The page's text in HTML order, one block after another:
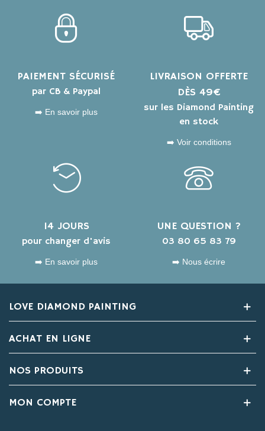
PAIEMENT SÉCURISÉ
par CB & Paypal
➡️ En savoir plus
LIVRAISON OFFERTE
DÈS 49€
sur les Diamond Painting
en stock
➡️ Voir conditions
14 JOURS
pour changer d'avis
➡️ En savoir plus
UNE QUESTION ?
03 80 65 83 79
➡️ Nous écrire
LOVE DIAMOND PAINTING
ACHAT EN LIGNE
NOS PRODUITS
MON COMPTE